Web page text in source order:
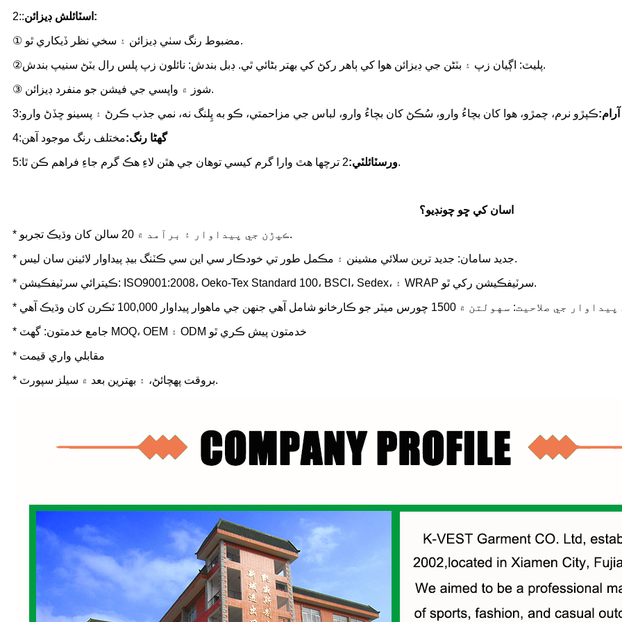
2:: اسٽائلش ڊيزائن:
① مضبوط رنگ سٺي ڊيزائن ۽ سخي نظر ڏيکاري ٿو.
②پليٽ: اڳيان زپ ۽ بٽڻن جي ڊيزائن هوا کي ٻاهر رکڻ کي بهتر بڻائي ٿي. ڊبل بندش: نائلون زپ پلس رال بٽڻ سنيپ بندش.
③ شوز ۾ واپسي جي فيشن جو منفرد ڊيزائن.
3: آرام:ڪپڙو نرم، چمڙو، هوا کان بچاءُ وارو، سُڪڻ کان بچاءُ وارو، لباس جي مزاحمتي، ڪو به پِلنگ نه، نمي جذب ڪرڻ ۽ پسينو ڇڏڻ وارو
4: گھڻا رنگ:مختلف رنگ موجود آهن
5: ورسٽائلٽي:2 ترچھا هٿ وارا گرم کيسي توهان جي هٿن لاءِ هڪ گرم جاءِ فراهم ڪن ٿا.
اسان کي ڇو چونڊيو؟
* ڪپڙن جي پيداوار ۽ برآمد ۾ 20 سالن کان وڌيڪ تجربو.
* جديد سامان: جديد ترين سلائي مشينن ۽ مڪمل طور تي خودڪار سي اين سي ڪٽنگ بيڊ پيداوار لائينن سان ليس.
* ڪيترائي سرٽيفڪيشن: ISO9001:2008، Oeko-Tex Standard 100، BSCI، Sedex، ۽ WRAP سرٽيفڪيشن رکي ٿو.
* جامع خدمتون: گهٽ MOQ، OEM ۽ ODM خدمتون پيش ڪري ٿو
* مقابلي واري قيمت
* بروقت پهچائڻ، ۽ بهترين بعد ۾ سيلز سپورٽ.